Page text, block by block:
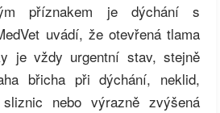
příznakem je dýchání s
uvádí, že otevřená tlama
je vždy urgentní stav, stejně
břicha při dýchání, neklid,
nebo výrazně zvýšená